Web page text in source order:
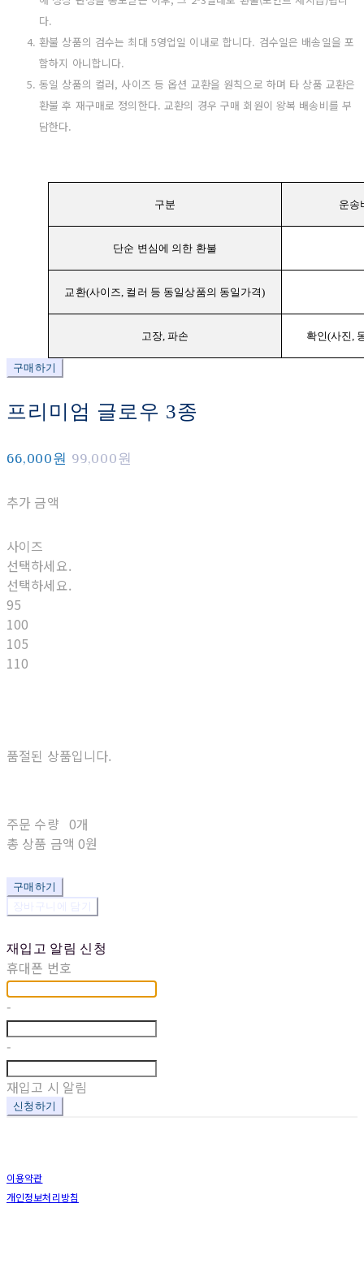
다.
환불 상품의 검수는 최대 5영업일 이내로 합니다. 검수일은 배송일을 포
함하지 아니합니다.
동일 상품의 컬러, 사이즈 등 옵션 교환을 원칙으로 하며 타 상품 교환은
환불 후 재구매로 정의한다. 교환의 경우 구매 회원이 왕복 배송비를 부
담한다.
구분 운송
단순 변심에 의한 환불
교환(사이즈, 컬러 등 동일상품의 동일가격)
고장, 파손 확인(사진,
구매하기
프리미엄 글로우 3종
66,000원 99,000원
추가 금액
사이즈
선택하세요.
선택하세요.
95
100
105
110
품절된 상품입니다.
주문 수량 0개
총 상품 금액 0원
구매하기
장바구니에 담기
재입고 알림 신청
휴대폰 번호
-
-
재입고 시 알림
신청하기
이용약관
개인정보처리방침